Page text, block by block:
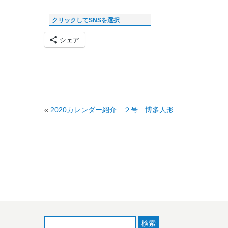
クリックしてSNSを選択
シェア
« 2020カレンダー紹介 ２号 博多人形